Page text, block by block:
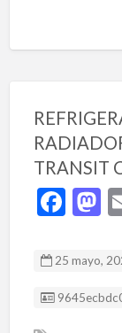
TRANSIT
F
e
b d
25 mayo,
Listing ID